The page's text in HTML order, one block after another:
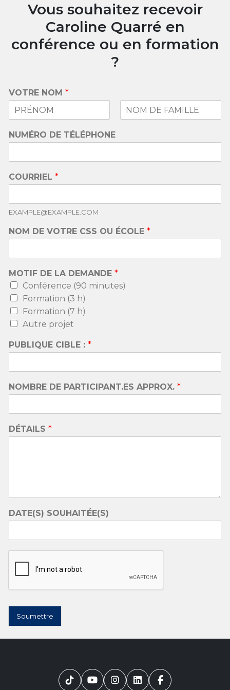
Vous souhaitez recevoir
Caroline Quarré en
conférence ou en formation
?
VOTRE NOM *
i
rNUMÉRO DE TÉLÉPHONE
COURRIEL *
EXAMPLE@EXAMPLE.COM
NOM DE VOTRE CSS OU ÉCOLE *
MOTIF DE LA DEMANDE *
Conférence (90 minutes)
Formation (3 h)
Formation (7 h)
Autre projet
PUBLIQUE CIBLE : *
NOMBRE DE PARTICIPANT.ES APPROX. *
DÉTAILS *
DATE(S) SOUHAITÉE(S)
Soumettre